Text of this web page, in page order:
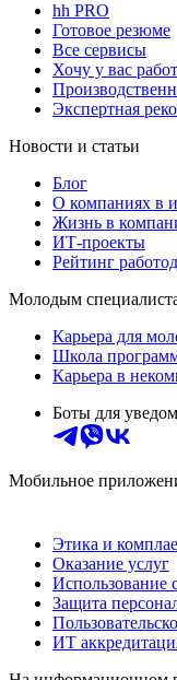
hh PRO
Готовое резюме
Все сервисы
Хочу у вас
Экспертная
Новости и статьи
Блог
О компаниях в
Жизнь в
ИТ-проекты
Рейтинг
Молодым
Карьера для
Школа
Карьера в
Боты для
Мобильное
Этика и
Оказание услуг
Использование
Защита
ИТ